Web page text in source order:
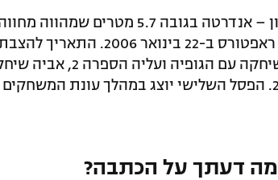
הנקודות של בריאנט מול טורונטו ראפטורס ב-22
מה דעתך על הכתבה?